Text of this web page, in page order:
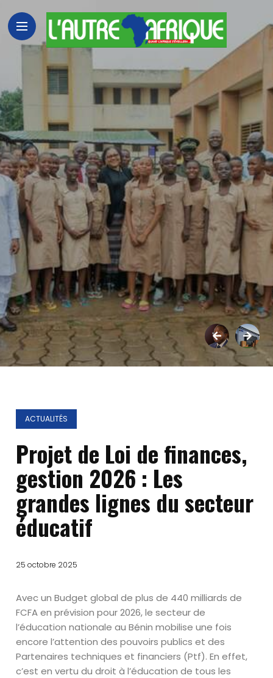
ACTUALITÉS
Projet de Loi de finances,
gestion 2026 : Les
grandes lignes du secteur
éducatif
25 octobre 2025
Avec un Budget global de plus de 440 milliards de
FCFA en prévision pour 2026, le secteur de
l’éducation nationale au Bénin mobilise une fois
encore l’attention des pouvoirs publics et des
Partenaires techniques et financiers (Ptf). En effet,
c’est en vertu du droit à l’éducation de tous les